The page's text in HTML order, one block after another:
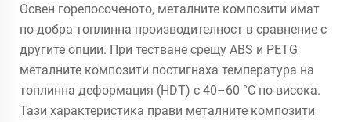
Освен горепосоченото, металните композити имат
по-добра топлинна производителност в сравнение с
другите опции. При тестване срещу ABS и PETG
металните композити постигнаха температура на
топлинна деформация (HDT) с 40–60 °C по-висока.
Тази характеристика прави металните композити